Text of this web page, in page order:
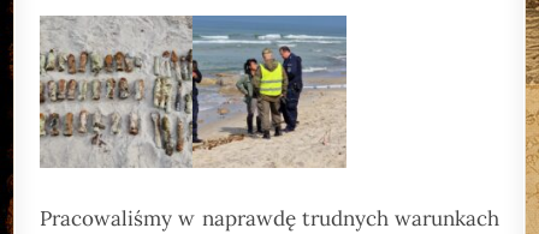
Pracowaliśmy w naprawdę trudnych warunkach